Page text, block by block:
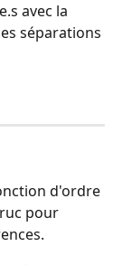
avec la
séparations
d'ordre
pour